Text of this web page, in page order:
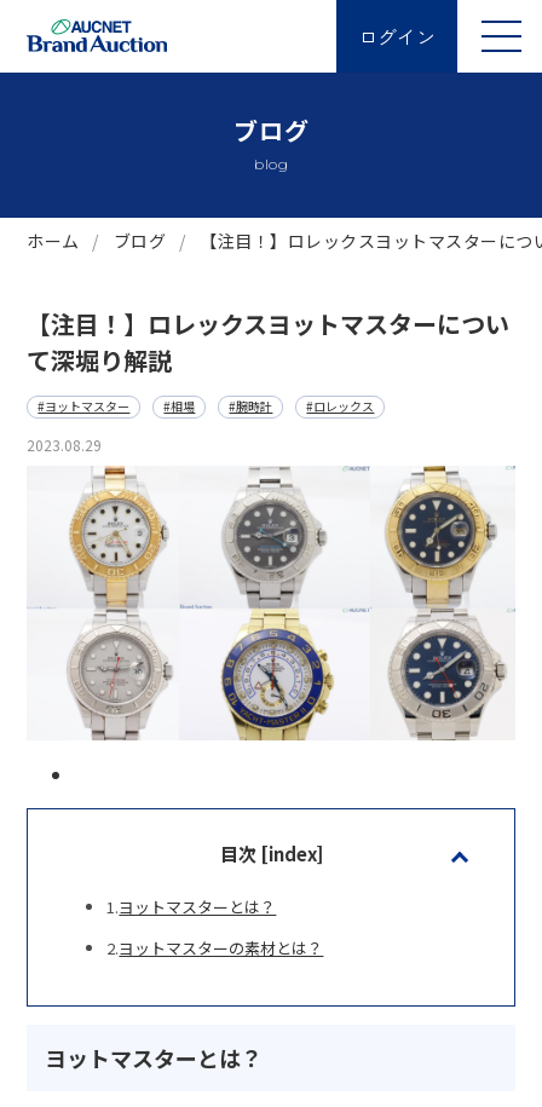
ログイン
ブログ
blog
ホーム ブログ 【注目！】ロレックスヨットマスターに
【注目！】ロレックスヨットマスターについ
て深堀り解説
#ヨットマスター #相場 #腕時計 #ロレックス
2023.08.29
目次 [index]
ヨットマスターとは？
ヨットマスターの素材とは？
ヨットマスターとは？